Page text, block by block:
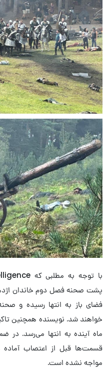
پشت صحنه فصل دوم خاندان
فضای باز به انتها رسیده و
خواهند شد. نویسنده همچنین
ماه آینده به انتها می‌رسد. در
قسمت‌ها قبل از اعتصاب آماده
مواجه نشده است.